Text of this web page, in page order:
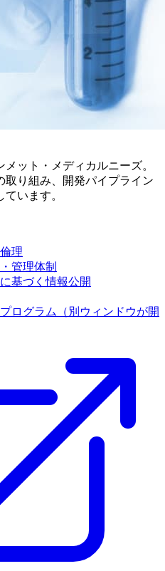
ット・メディカルニーズ。
取り組み、開発パイプライン
います。
理
管理体制
基づく情報公開
ログラム
（別ウィンドウが開